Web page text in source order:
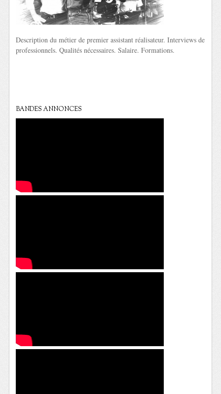
Description du métier de premier assistant réalisateur. Interviews de
professionnels. Qualités nécessaires. Salaire. Formations.
BANDES ANNONCES